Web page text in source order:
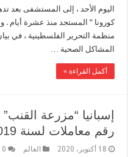
اليوم الأحد ، إلى المستشفى بعد
كورونا ” المستجد منذ عشرة أيام
منظمة التحرير الفلسطينية ، في
المشاكل الصحية …
أكمل القراءة »
إسبانيا “مزرعة
رقم معاملات لسنة 2019 نحو 11,6 مليارات يورو
18 أكتوبر، 2020 العالم 0